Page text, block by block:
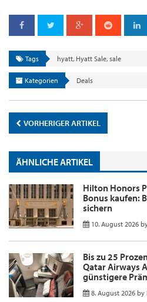
Tags hyatt, Hyatt Sale, sale
Kategorien Deals
VORHERIGER ARTIKEL
ÄHNLICHE ARTIKEL
Hilton Honors
Bonus kaufen:
sichern
10. August 2026
Bis zu 25
Qatar Airways
günstigere
8. August 2026 by